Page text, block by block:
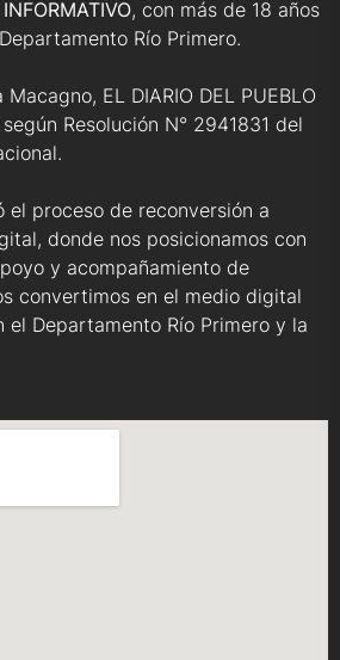
, con más de 18 años
Río Primero.
EL DIARIO DEL PUEBLO
Resolución N° 2941831 del
el proceso de reconversión a
donde nos posicionamos con
y acompañamiento de
convertimos en el medio digital
el Departamento Río Primero y la